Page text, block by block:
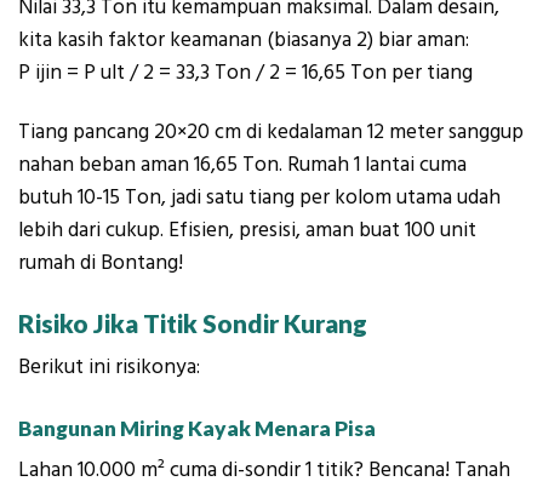
Nilai 33,3 Ton itu kemampuan maksimal. Dalam desain,
kita kasih faktor keamanan (biasanya 2) biar aman:
P ijin = P ult / 2 = 33,3 Ton / 2 = 16,65 Ton per tiang
Tiang pancang 20×20 cm di kedalaman 12 meter sanggup
nahan beban aman 16,65 Ton. Rumah 1 lantai cuma
butuh 10-15 Ton, jadi satu tiang per kolom utama udah
lebih dari cukup. Efisien, presisi, aman buat 100 unit
rumah di Bontang!
Risiko Jika Titik Sondir Kurang
Berikut ini risikonya:
Bangunan Miring Kayak Menara Pisa
Lahan 10.000 m² cuma di-sondir 1 titik? Bencana! Tanah